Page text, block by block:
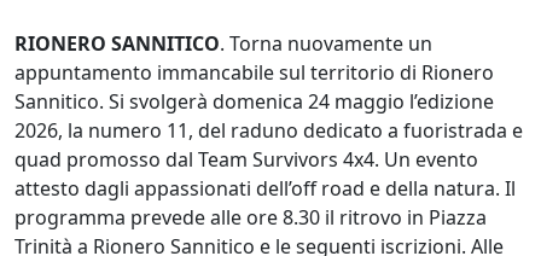
RIONERO SANNITICO. Torna nuovamente un
appuntamento immancabile sul territorio di Rionero
Sannitico. Si svolgerà domenica 24 maggio l’edizione
2026, la numero 11, del raduno dedicato a fuoristrada e
quad promosso dal Team Survivors 4x4. Un evento
attesto dagli appassionati dell’off road e della natura. Il
programma prevede alle ore 8.30 il ritrovo in Piazza
Trinità a Rionero Sannitico e le seguenti iscrizioni. Alle